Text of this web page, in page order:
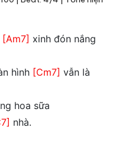
[Am7] xinh đón nắng
hình [Cm7] vẫn là
hoa sữa
nhà.